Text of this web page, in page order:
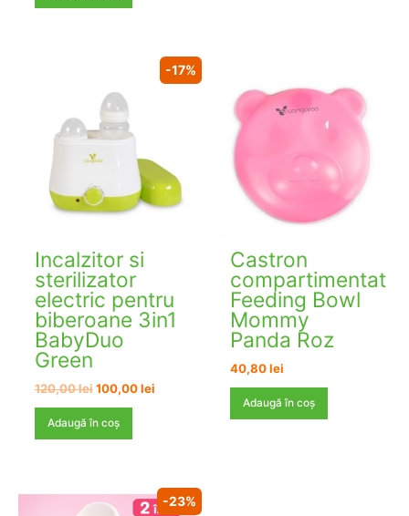
-17%
Incalzitor si
sterilizator
electric pentru
biberoane 3in1
BabyDuo
Green
120,00lei Prețul
a
fost:
100,00leiPrețul
Adaugă în coș
Castron
compartimentat
Feeding Bowl
Mommy
Panda Roz
40,80lei
Adaugă în coș
-23%